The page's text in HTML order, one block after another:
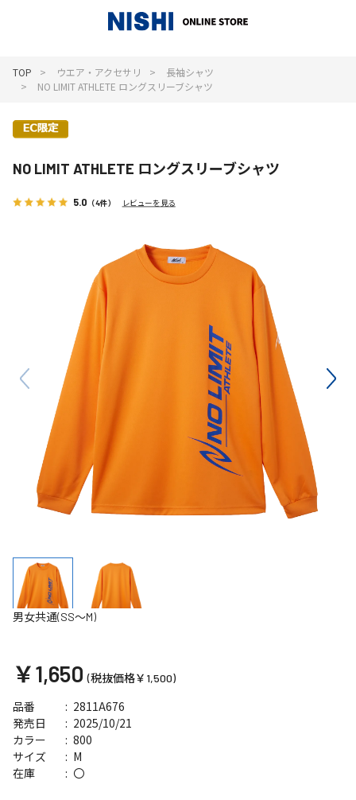
TOP ウエア・アクセサリ
長袖シャツ
NO LIMIT ATHLETE ロングスリーブシャツ
NO LIMIT ATHLETE ロングスリーブシャツ
5.0 （4件） レビューを見る
男女共通(SS～M)
￥1,650 (税抜価格￥1,500)
品番 2811A676
発売日 2025/10/21
サイズ M
カラー 800
在庫 〇